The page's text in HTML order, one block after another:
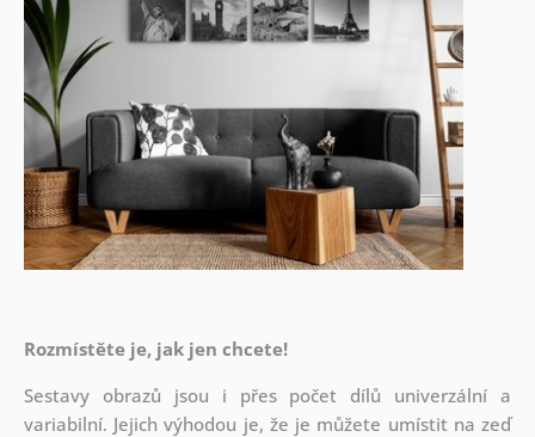
Rozmístěte je, jak jen chcete!
Sestavy obrazů jsou i přes počet dílů univerzální a
variabilní. Jejich výhodou je, že je můžete umístit na zeď